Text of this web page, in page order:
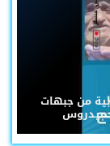
من جبهات
عيدروس